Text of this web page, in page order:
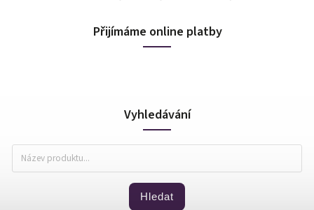
Přijímáme online platby
Vyhledávání
Hledat